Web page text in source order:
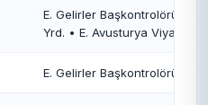
E. Gelirler Başkontrolörü •
Yrd. • E. Avusturya Viyana
E. Gelirler Başkontrolörü • E.